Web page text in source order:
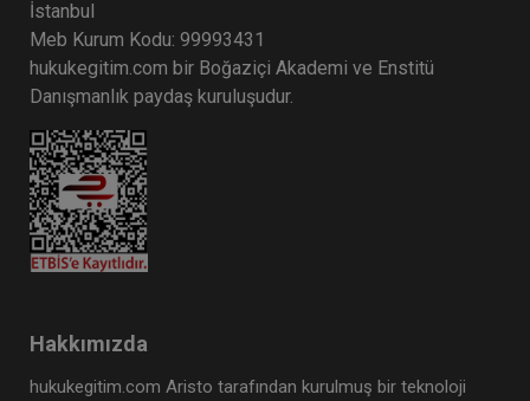
Fikri Mülkiyet Hukuku - IV. Ticaret Hukuku
Kongresi - XI. Oturum
360 TL
Tüketici Hukuku Enstitüsü
İstanbul
Meb Kurum Kodu: 99993431
hukukegitim.com bir Boğaziçi Akademi ve Enstitü
Danışmanlık paydaş kuruluşudur.
Hakkımızda
hukukegitim.com Aristo tarafından kurulmuş bir teknoloji